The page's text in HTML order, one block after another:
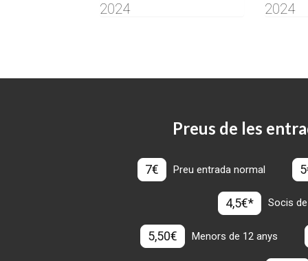
2024 2024
Preus de les
7€ Preu entrada normal
4,5€* Socis
5,50€ Menors de 12 anys